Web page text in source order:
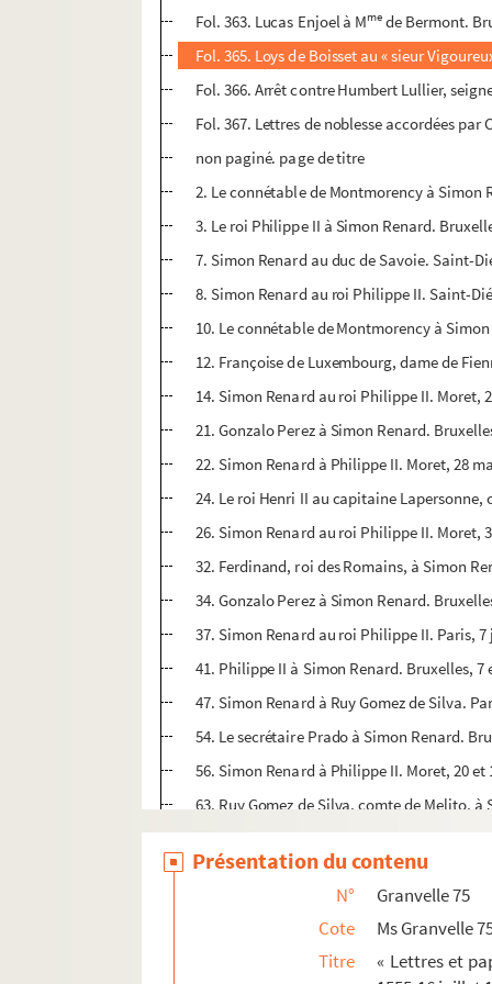
Fol. 363. Lucas Enjoel à Mme de Bermont.
Fol. 365. Loys de Boisset au « sieur
Fol. 366. Arrêt contre Humbert Lullier,
Fol. 367. Lettres de noblesse accordées
non paginé. page de titre
2. Le connétable de Montmorency à Simon
3. Le roi Philippe II à Simon Renard.
7. Simon Renard au duc de Savoie. Saint-
8. Simon Renard au roi Philippe II. Saint-
10. Le connétable de Montmorency à
12. Françoise de Luxembourg, dame de
14. Simon Renard au roi Philippe II. Moret,
21. Gonzalo Perez à Simon Renard.
22. Simon Renard à Philippe II. Moret, 28
24. Le roi Henri II au capitaine
26. Simon Renard au roi Philippe II. Moret,
32. Ferdinand, roi des Romains, à Simon
34. Gonzalo Perez à Simon Renard.
37. Simon Renard au roi Philippe II. Paris,
41. Philippe II à Simon Renard. Bruxelles, 7
47. Simon Renard à Ruy Gomez de Silva.
54. Le secrétaire Prado à Simon Renard.
56. Simon Renard à Philippe II. Moret, 20 et
63. Ruy Gomez de Silva, comte de Melito,
65. Gonzalo Perez à Simon Renard.
67. Simon Renard à Philippe II. 30 juin
68. Emmanuel-Philibert, duc de Savoie, à
72. Philippe II à Simon Renard. Bruxelles,
75. Emmanuel-Philibert, duc de Savoie, à
Présentation du contenu
N°
Granvelle 75
Cote
Ms Granvelle
Titre
« Lettres et